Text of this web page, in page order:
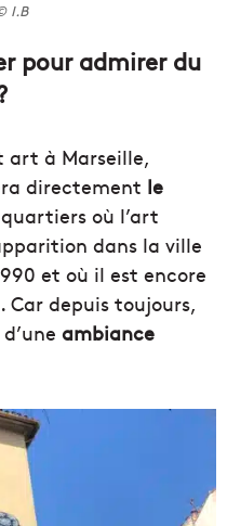
I.B
pour admirer du
art à Marseille,
directement le
quartiers où l’art
dans la ville
et où il est encore
Car depuis toujours,
ambiance